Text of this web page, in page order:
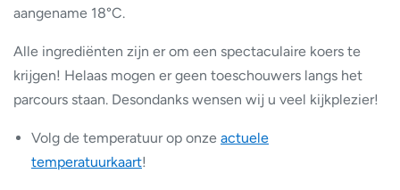
aangename 18°C.
Alle ingrediënten zijn er om een spectaculaire koers te
krijgen! Helaas mogen er geen toeschouwers langs het
parcours staan. Desondanks wensen wij u veel kijkplezier!
Volg de temperatuur op onze actuele
temperatuurkaart!